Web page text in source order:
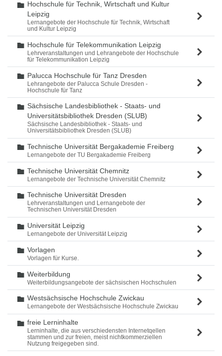
Ordner
Hochschule für Technik, Wirtschaft und Kultur
Leipzig
Lernangebote der Hochschule für Technik, Wirtschaft
und Kultur Leipzig
Ordner
Hochschule für Telekommunikation Leipzig
Lehrveranstaltungen und Lehrangebote der Hochschule
für Telekommunikation Leipzig
Ordner
Palucca Hochschule für Tanz Dresden
Lehrangebote der Palucca Schule Dresden -
Hochschule für Tanz
Ordner
Sächsische Landesbibliothek - Staats- und
Universitätsbibliothek Dresden (SLUB)
Sächsische Landesbibliothek - Staats- und
Universitätsbibliothek Dresden (SLUB)
Ordner
Technische Universität Bergakademie Freiberg
Lernangebote der TU Bergakademie Freiberg
Ordner
Technische Universität Chemnitz
Lernangebote der Technische Universität Chemnitz
Ordner
Technische Universität Dresden
Lehrveranstaltungen und Lernangebote der
Technischen Universität Dresden
Ordner
Universität Leipzig
Lernangebote der Universität Leipzig
Ordner
Vorlagen
Vorlagen für Kurse.
Ordner
Weiterbildung
Weiterbildungsangebote der sächsischen Hochschulen
Ordner
Westsächsische Hochschule Zwickau
Lernangebote der Westsächsische Hochschule Zwickau
Ordner
freie Lerninhalte
Lerninhalte, die aus verschiedensten Internetqellen
stammen und zur freien, meist nichtkommerziellen
Nutzung freigegeben sind.